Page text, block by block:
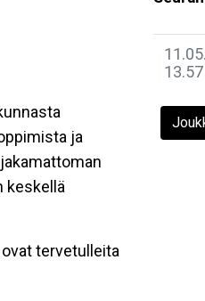
ja
keskellä
tervetulleita
13.57